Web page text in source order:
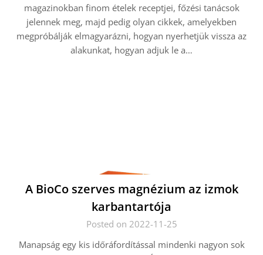
magazinokban finom ételek receptjei, főzési tanácsok
jelennek meg, majd pedig olyan cikkek, amelyekben
megpróbálják elmagyarázni, hogyan nyerhetjük vissza az
alakunkat, hogyan adjuk le a…
A BioCo szerves magnézium az izmok
karbantartója
Posted on 2022-11-25
Manapság egy kis időráfordítással mindenki nagyon sok